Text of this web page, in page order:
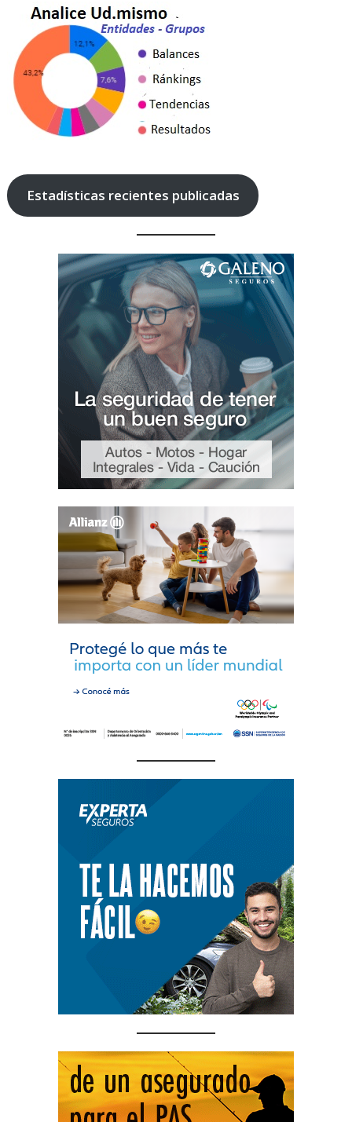
Estadísticas recientes publicadas